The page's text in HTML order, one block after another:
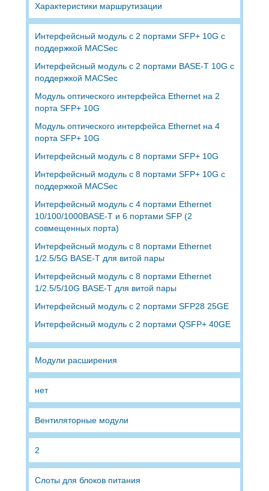
Характеристики маршрутизации
Интерфейсный модуль с 2 портами SFP+ 10G с
поддержкой MACSec
Интерфейсный модуль с 2 портами BASE-T 10G с
поддержкой MACSec
Модуль оптического интерфейса Ethernet на 2
порта SFP+ 10G
Модуль оптического интерфейса Ethernet на 4
порта SFP+ 10G
Интерфейсный модуль с 8 портами SFP+ 10G
Интерфейсный модуль с 8 портами SFP+ 10G с
поддержкой MACSec
Интерфейсный модуль с 4 портами Ethernet
10/100/1000BASE-T и 6 портами SFP (2
совмещенных порта)
Интерфейсный модуль с 8 портами Ethernet
1/2.5/5G BASE-T для витой пары
Интерфейсный модуль с 8 портами Ethernet
1/2.5/5/10G BASE-T для витой пары
Интерфейсный модуль с 2 портами SFP28 25GE
Интерфейсный модуль с 2 портами QSFP+ 40GE
Модули расширения
нет
Вентиляторные модули
2
Слоты для блоков питания